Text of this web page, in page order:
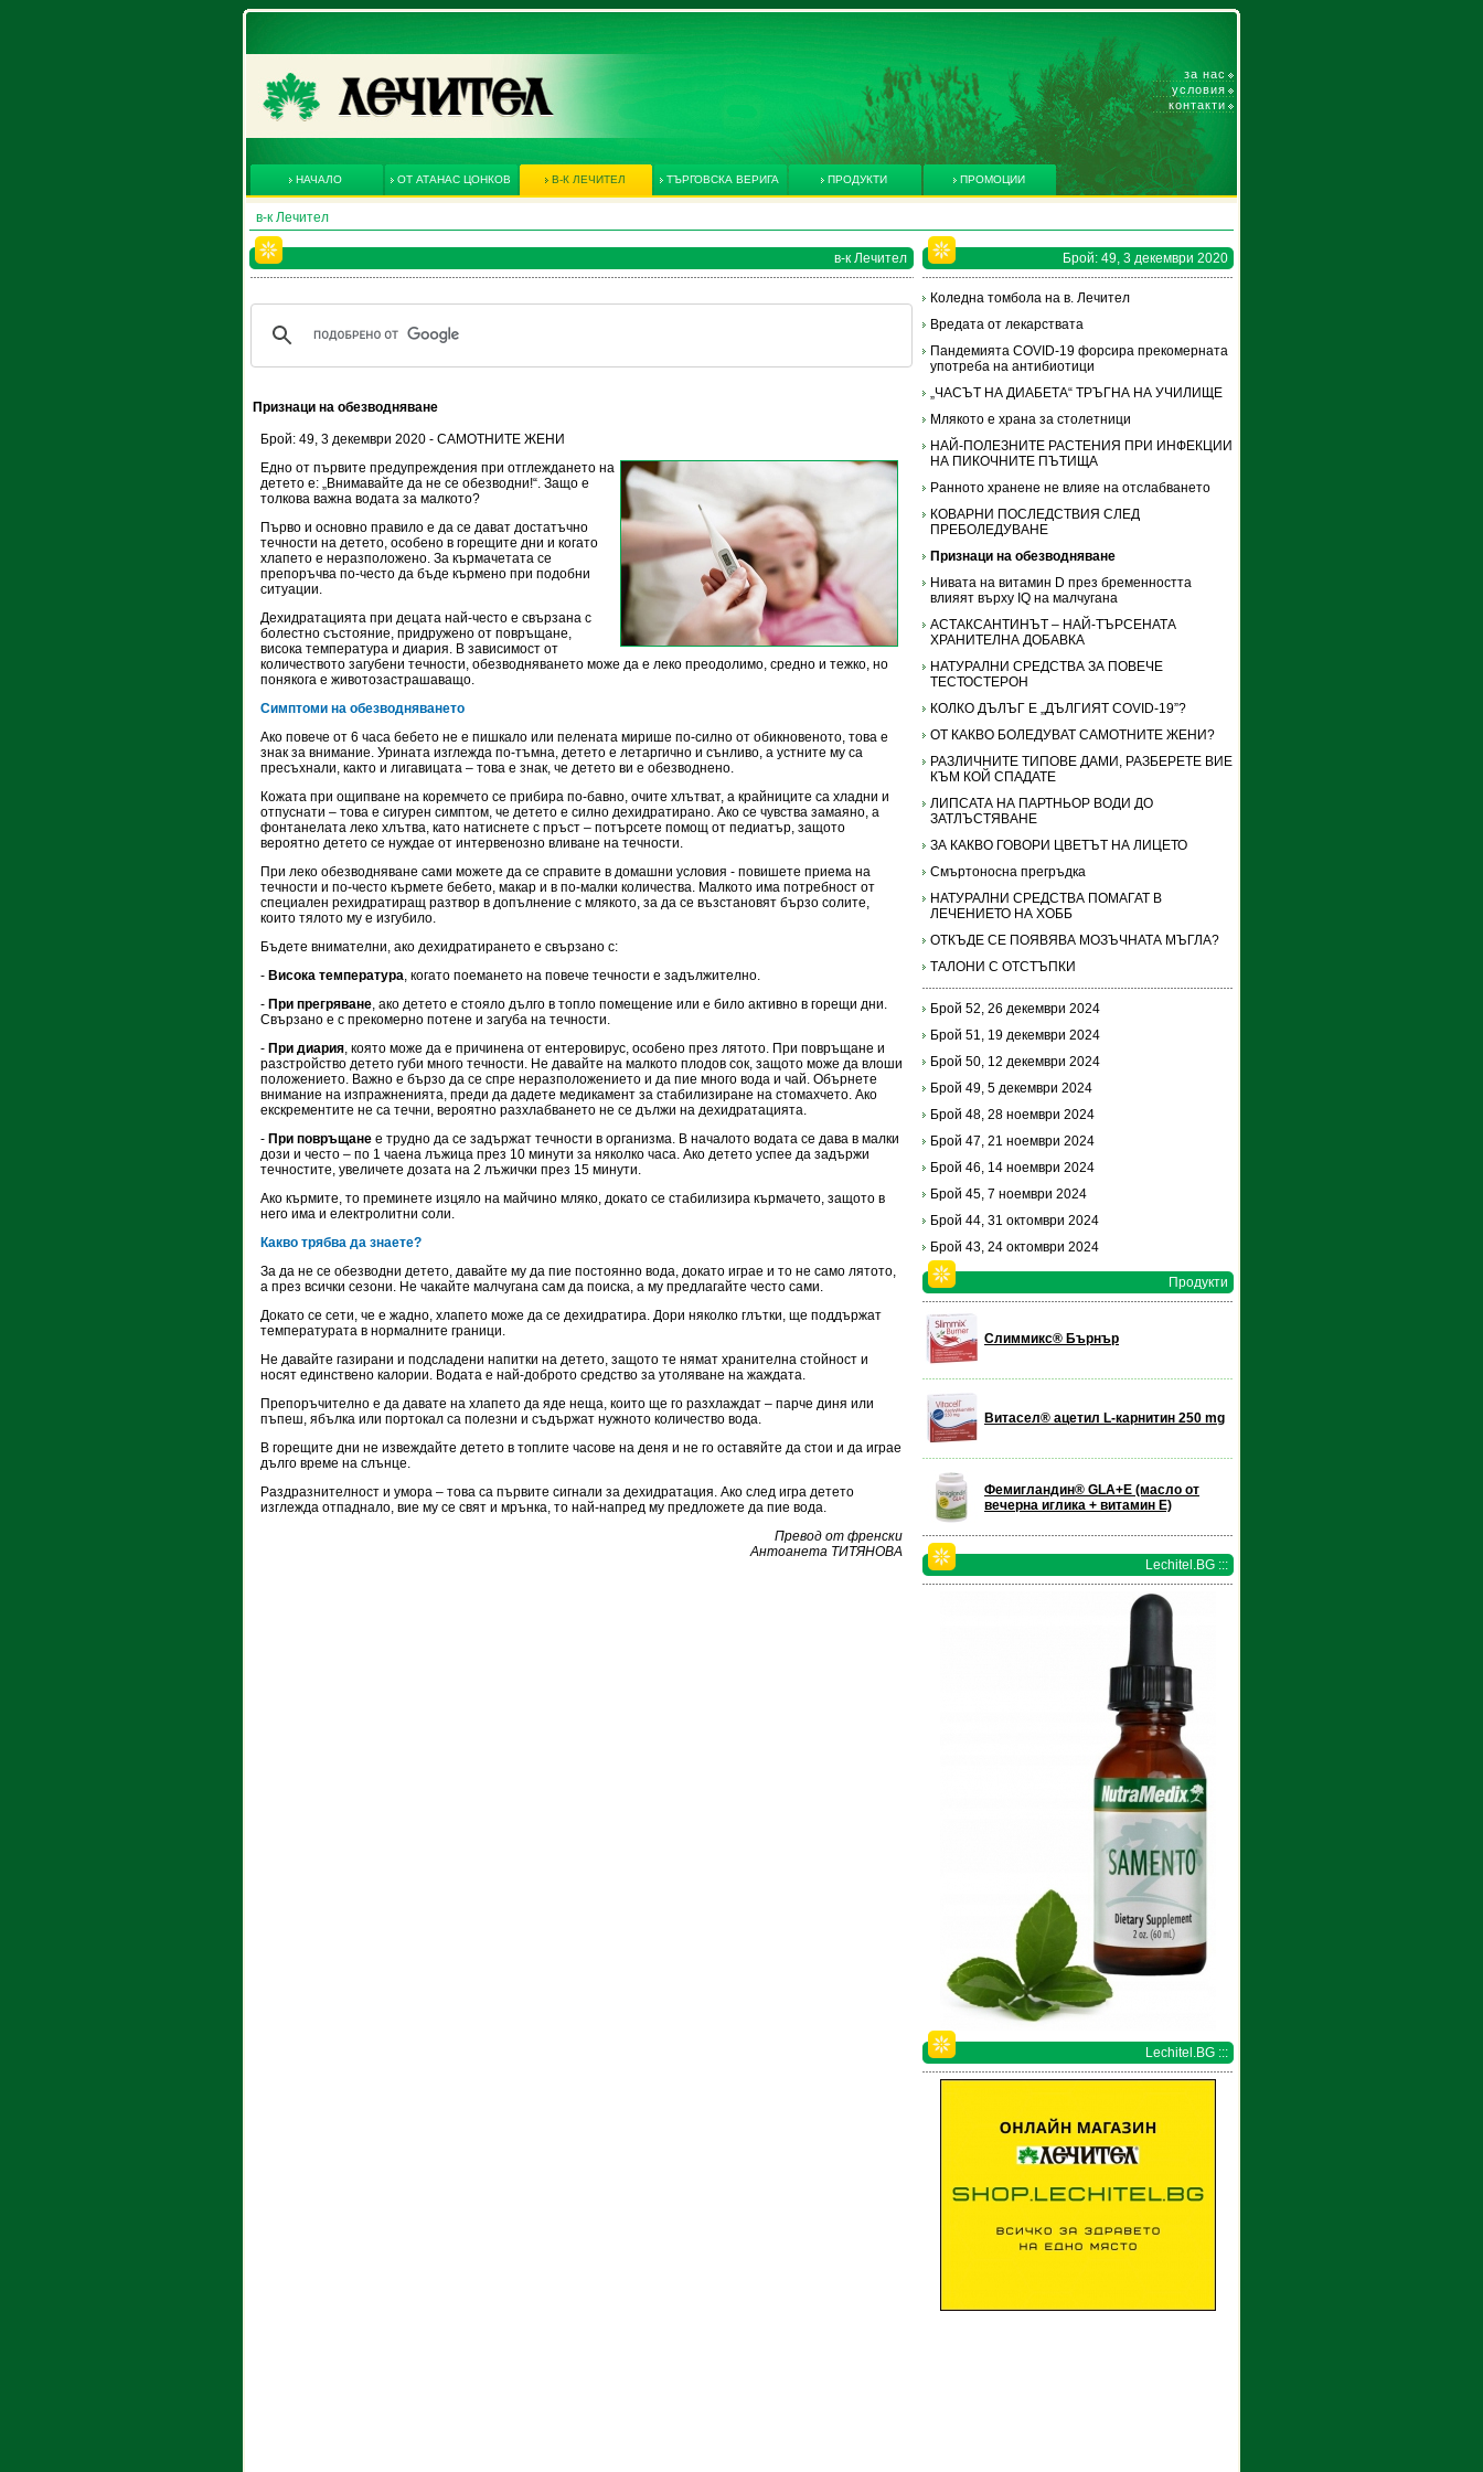
за нас
условия
контакти
НАЧАЛО ОТ АТАНАС ЦОНКОВ В-К ЛЕЧИТЕЛ ТЪРГОВСКА ВЕРИГА ПРОДУКТИ ПРОМОЦИИ
в-к Лечител
в-к Лечител
Признаци на обезводняване
Брой: 49, 3 декември 2020 - САМОТНИТЕ ЖЕНИ
Едно от първите предупреждения при отглеждането на
детето е: „Внимавайте да не се обезводни!“. Защо е
толкова важна водата за малкото?
Първо и основно правило е да се дават достатъчно
течности на детето, особено в горещите дни и когато
хлапето е неразположено. За кърмачетата се
препоръчва по-често да бъде кърмено при подобни
ситуации.
Дехидратацията при децата най-често е свързана с
болестно състояние, придружено от повръщане,
висока температура и диария. В зависимост от
количеството загубени течности, обезводняването може да е леко преодолимо, средно и тежко, но
понякога е животозастрашаващо.
Симптоми на обезводняването
Ако повече от 6 часа бебето не е пишкало или пелената мирише по-силно от обикновеното, това е
знак за внимание. Урината изглежда по-тъмна, детето е летаргично и сънливо, а устните му са
пресъхнали, както и лигавицата – това е знак, че детето ви е обезводнено.
Кожата при ощипване на коремчето се прибира по-бавно, очите хлътват, а крайниците са хладни и
отпуснати – това е сигурен симптом, че детето е силно дехидратирано. Ако се чувства замаяно, а
фонтанелата леко хлътва, като натиснете с пръст – потърсете помощ от педиатър, защото
вероятно детето се нуждае от интервенозно вливане на течности.
При леко обезводняване сами можете да се справите в домашни условия - повишете приема на
течности и по-често кърмете бебето, макар и в по-малки количества. Малкото има потребност от
специален рехидратиращ разтвор в допълнение с млякото, за да се възстановят бързо солите,
които тялото му е изгубило.
Бъдете внимателни, ако дехидратирането е свързано с:
- Висока температура, когато поемането на повече течности е задължително.
- При прегряване, ако детето е стояло дълго в топло помещение или е било активно в горещи дни.
Свързано е с прекомерно потене и загуба на течности.
- При диария, която може да е причинена от ентеровирус, особено през лятото. При повръщане и
разстройство детето губи много течности. Не давайте на малкото плодов сок, защото може да влоши
положението. Важно е бързо да се спре неразположението и да пие много вода и чай. Обърнете
внимание на изпражненията, преди да дадете медикамент за стабилизиране на стомахчето. Ако
екскрементите не са течни, вероятно разхлабването не се дължи на дехидратацията.
- При повръщане е трудно да се задържат течности в организма. В началото водата се дава в малки
дози и често – по 1 чаена лъжица през 10 минути за няколко часа. Ако детето успее да задържи
течностите, увеличете дозата на 2 лъжички през 15 минути.
Ако кърмите, то преминете изцяло на майчино мляко, докато се стабилизира кърмачето, защото в
него има и електролитни соли.
Какво трябва да знаете?
За да не се обезводни детето, давайте му да пие постоянно вода, докато играе и то не само лятото,
а през всички сезони. Не чакайте малчугана сам да поиска, а му предлагайте често сами.
Докато се сети, че е жадно, хлапето може да се дехидратира. Дори няколко глътки, ще поддържат
температурата в нормалните граници.
Не давайте газирани и подсладени напитки на детето, защото те нямат хранителна стойност и
носят единствено калории. Водата е най-доброто средство за утоляване на жаждата.
Препоръчително е да давате на хлапето да яде неща, които ще го разхлаждат – парче диня или
пъпеш, ябълка или портокал са полезни и съдържат нужното количество вода.
В горещите дни не извеждайте детето в топлите часове на деня и не го оставяйте да стои и да играе
дълго време на слънце.
Раздразнителност и умора – това са първите сигнали за дехидратация. Ако след игра детето
изглежда отпаднало, вие му се свят и мрънка, то най-напред му предложете да пие вода.
Превод от френски
Антоанета ТИТЯНОВА
Брой: 49, 3 декември 2020
Коледна томбола на в. Лечител
Вредата от лекарствата
Пандемията COVID-19 форсира прекомерната
употреба на антибиотици
„ЧАСЪТ НА ДИАБЕТА“ ТРЪГНА НА УЧИЛИЩЕ
Млякото е храна за столетници
НАЙ-ПОЛЕЗНИТЕ РАСТЕНИЯ ПРИ ИНФЕКЦИИ
НА ПИКОЧНИТЕ ПЪТИЩА
Ранното хранене не влияе на отслабването
КОВАРНИ ПОСЛЕДСТВИЯ СЛЕД
ПРЕБОЛЕДУВАНЕ
Признаци на обезводняване
Нивата на витамин D през бременността
влияят върху IQ на малчугана
АСТАКСАНТИНЪТ – НАЙ-ТЪРСЕНАТА
ХРАНИТЕЛНА ДОБАВКА
НАТУРАЛНИ СРЕДСТВА ЗА ПОВЕЧЕ
ТЕСТОСТЕРОН
КОЛКО ДЪЛЪГ Е „ДЪЛГИЯТ COVID-19”?
ОТ КАКВО БОЛЕДУВАТ САМОТНИТЕ ЖЕНИ?
РАЗЛИЧНИТЕ ТИПОВЕ ДАМИ, РАЗБЕРЕТЕ ВИЕ
КЪМ КОЙ СПАДАТЕ
ЛИПСАТА НА ПАРТНЬОР ВОДИ ДО
ЗАТЛЪСТЯВАНЕ
ЗА КАКВО ГОВОРИ ЦВЕТЪТ НА ЛИЦЕТО
Смъртоносна прегръдка
НАТУРАЛНИ СРЕДСТВА ПОМАГАТ В
ЛЕЧЕНИЕТО НА ХОББ
ОТКЪДЕ СЕ ПОЯВЯВА МОЗЪЧНАТА МЪГЛА?
ТАЛОНИ С ОТСТЪПКИ
Брой 52, 26 декември 2024
Брой 51, 19 декември 2024
Брой 50, 12 декември 2024
Брой 49, 5 декември 2024
Брой 48, 28 ноември 2024
Брой 47, 21 ноември 2024
Брой 46, 14 ноември 2024
Брой 45, 7 ноември 2024
Брой 44, 31 октомври 2024
Брой 43, 24 октомври 2024
Продукти
Слиммикс® Бърнър
Витасел® ацетил L-карнитин 250 mg
Фемигландин® GLA+E (масло от
вечерна иглика + витамин Е)
Lechitel.BG :::
Lechitel.BG :::